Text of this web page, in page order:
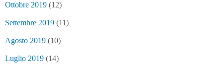
Ottobre 2019 (12)
Settembre 2019 (11)
Agosto 2019 (10)
Luglio 2019 (14)